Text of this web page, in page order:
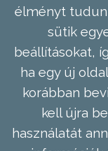
élményt
sütik
beállításokat,
ha egy új
korábban
kell újra
használatát